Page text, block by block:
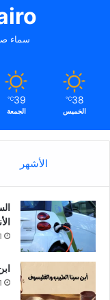
سماء
38
℃
الخميس
39
℃
الجمعة
الأشهر
1